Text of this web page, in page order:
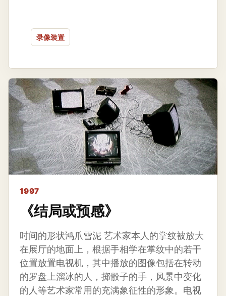
录像装置
1997
《结局或预感》
时间的形状鸿爪雪泥 艺术家本人的掌纹被放大
在展厅的地面上，根据手相学在掌纹中的若干
位置放置电视机，其中播放的图像包括在转动
的罗盘上溜冰的人，掷骰子的手，风景中变化
的人等艺术家常用的充满象征性的形象。电视